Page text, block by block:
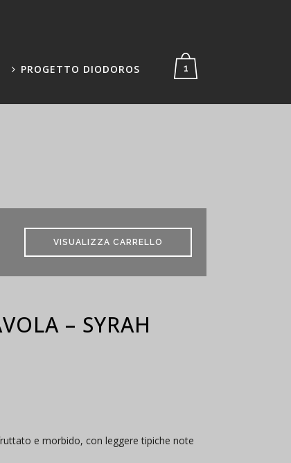
1
PROGETTO DIODOROS
VISUALIZZA CARRELLO
– SYRAH
e morbido, con leggere tipiche note